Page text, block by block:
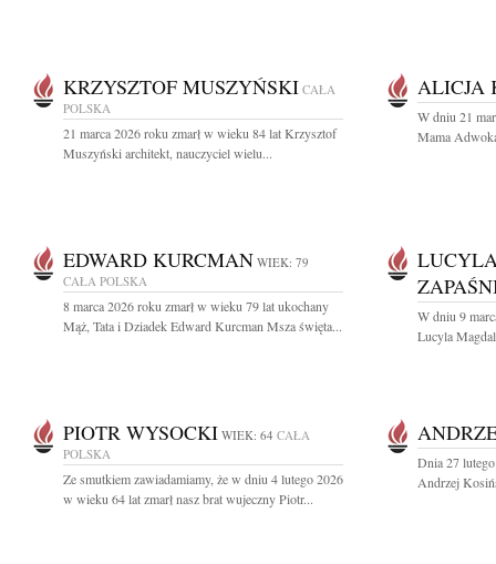
KRZYSZTOF MUSZYŃSKI CAŁA
POLSKA
21 marca 2026 roku zmarł w wieku 84 lat Krzysztof
Muszyński architekt, nauczyciel wielu...
ALICJA
W dniu 21
Mama
EDWARD KURCMAN WIEK: 79
CAŁA POLSKA
8 marca 2026 roku zmarł w wieku 79 lat ukochany
Mąż, Tata i Dziadek Edward Kurcman Msza święta...
W dniu 9
Lucyla
PIOTR WYSOCKI WIEK: 64 CAŁA
POLSKA
Ze smutkiem zawiadamiamy, że w dniu 4 lutego 2026
w wieku 64 lat zmarł nasz brat wujeczny Piotr...
Dnia 27
Andrzej